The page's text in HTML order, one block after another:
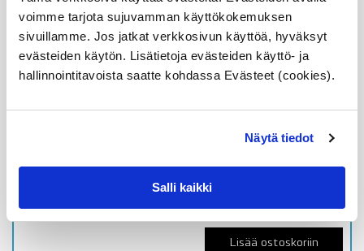
voimme tarjota sujuvamman käyttökokemuksen
sivuillamme. Jos jatkat verkkosivun käyttöä, hyväksyt
evästeiden käytön. Lisätietoja evästeiden käyttö- ja
hallinnointitavoista saatte kohdassa Evästeet (cookies).
Näytä tiedot
Salli kaikki
294x22mm
jarrulevyille, G20, G21,
OE
Malleihin
3' G20, G21, 316d, 318d,
226,72€
Lisää ostoskoriin